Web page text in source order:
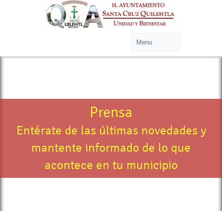
Prensa
Entérate de las últimas novedades y
mantente informado de lo que
acontece en tu municipio